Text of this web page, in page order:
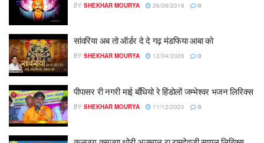
BY SHEKHAR MOURYA 26/06/2018 0
सांवरिया अब तो ऑर्डर दे दे गढ़ मंडफिया आबा को
BY SHEKHAR MOURYA 12/04/2026 0
पीपासर री नगरी माई बाँधियो रे हिंडोलों जम्भेश्वर भजन लिरिक्स
BY SHEKHAR MOURYA 11/12/2020 0